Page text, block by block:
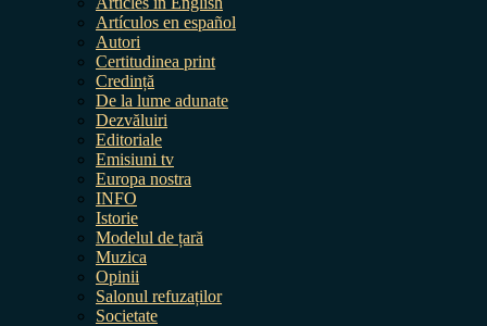
Artículos en español
Autori
Certitudinea print
Credință
De la lume adunate
Dezvăluiri
Editoriale
Emisiuni tv
Europa nostra
INFO
Istorie
Modelul de țară
Muzica
Opinii
Salonul refuzaților
Societate